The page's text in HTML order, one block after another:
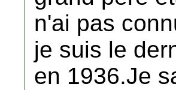
n'ai pas
je suis le
en 1936.Je